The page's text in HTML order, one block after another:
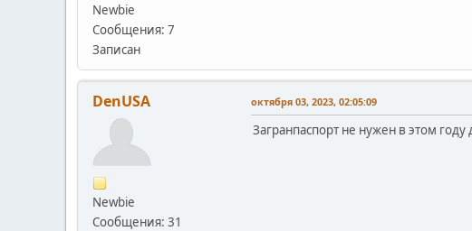
Newbie
Сообщения: 7
Записан
DenUSA
Newbie
Сообщения: 31
октября 03, 2023, 02:05:09
Загранпаспорт не нужен в этом